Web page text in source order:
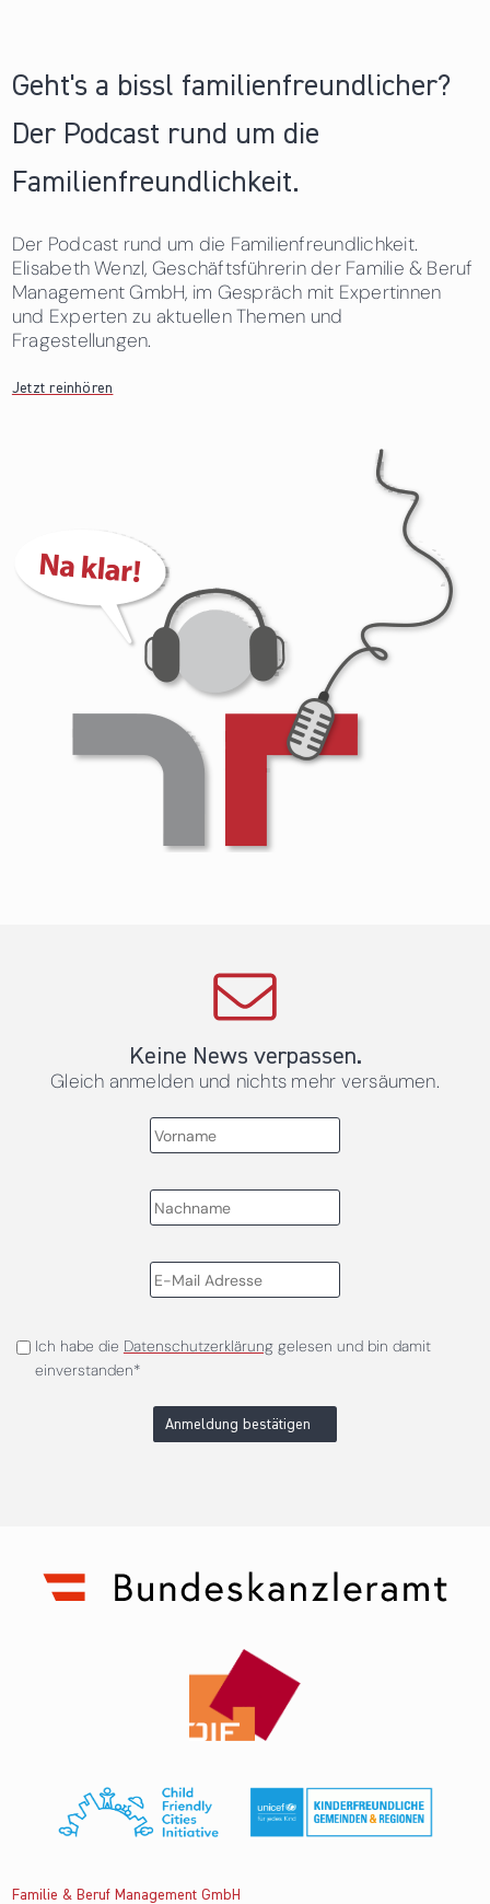
Geht's a bissl familienfreundlicher?
Der Podcast rund um die
Familienfreundlichkeit.
Der Podcast rund um die Familienfreundlichkeit.
Elisabeth Wenzl, Geschäftsführerin der Familie & Beruf
Management GmbH, im Gespräch mit Expertinnen
und Experten zu aktuellen Themen und
Fragestellungen.
Jetzt reinhören
Keine News verpassen.
Gleich anmelden und nichts mehr versäumen.
Ich habe die Datenschutzerklärunggelesen und bin damit
einverstanden*
Anmeldung bestätigen
Familie & Beruf Management GmbH